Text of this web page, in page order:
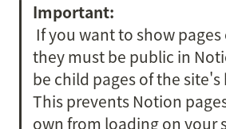
share link is to navigate to your
desired page in the site preview
and click the "Add page" button.
Important:
they must be public in
be child pages of the site's
This prevents Notion
own from loading on your